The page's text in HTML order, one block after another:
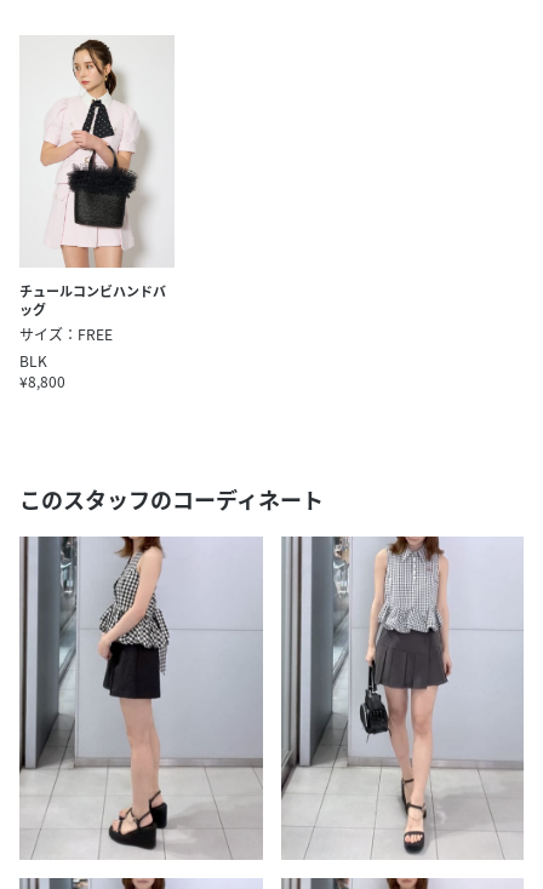
チュールコンビハンドバ
ッグ
サイズ：FREE
BLK
¥8,800
このスタッフのコーディネート